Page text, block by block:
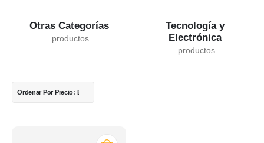
Otras Categorías
Tecnología y
Electrónica